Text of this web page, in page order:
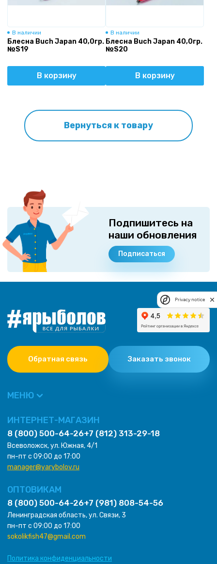
В наличии
Блесна Buch Japan 40,0гр.
№S19
В корзину
В наличии
Блесна Buch Japan 40,0гр.
№S20
В корзину
Вернуться к товару
Подпишитесь на
наши обновления
Подписаться
Обратная связь Заказать звонок
МЕНЮ
ИНТЕРНЕТ-МАГАЗИН
8 (800) 500-64-26+7 (812) 313-29-18
Всеволожск, ул. Южная, 4/1
пн-пт с 09:00 до 17:00
manager@yarybolov.ru
ОПТОВИКАМ
8 (800) 500-64-26+7 (981) 808-54-56
Ленинградская область, ул. Связи, 3
пн-пт с 09:00 до 17:00
sokolikfish47@gmail.com
Политика конфиденциальности
Privacy notice